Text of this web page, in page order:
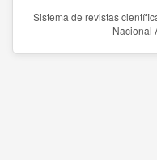
Sistema de revistas
Nacional